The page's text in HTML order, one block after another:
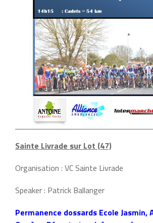
Sainte Livrade sur Lot (47)
Organisation : VC Sainte Livrade
Speaker : Patrick Ballanger
Permanence dossards Ecole Jasmin,